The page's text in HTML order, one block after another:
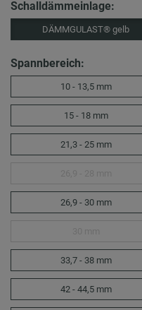
Schalldämmeinlage:
DÄMMGULAST® gelb
Spannbereich:
10 - 13,5 mm
15 - 18 mm
21,3 - 25 mm
26,9 - 30 mm
33,7 - 38 mm
42 - 44,5 mm